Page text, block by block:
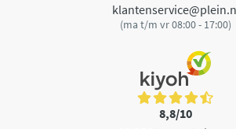
(ma t/m vr 08:00 - 17:00)
8,8/10